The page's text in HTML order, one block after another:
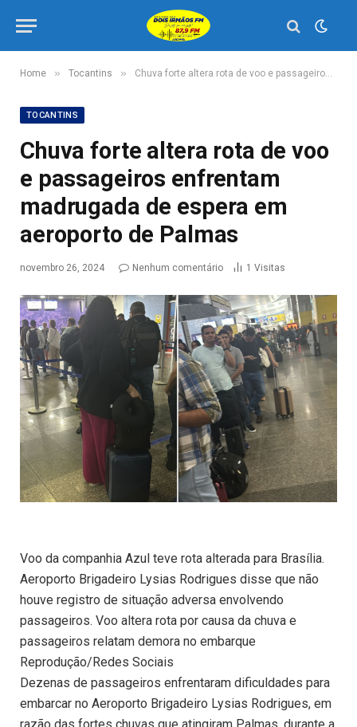
Home » Tocantins » Chuva forte altera rota de voo e passageiros enfrentam madrugada de espera em aeroporto de Palmas
TOCANTINS
Chuva forte altera rota de voo
e passageiros enfrentam
madrugada de espera em
aeroporto de Palmas
novembro 26, 2024 Nenhum comentário 1 Visitas
Voo da companhia Azul teve rota alterada para Brasília.
Aeroporto Brigadeiro Lysias Rodrigues disse que não
houve registro de situação adversa envolvendo
passageiros. Voo altera rota por causa da chuva e
passageiros relatam demora no embarque
Reprodução/Redes Sociais
Dezenas de passageiros enfrentaram dificuldades para
embarcar no Aeroporto Brigadeiro Lysias Rodrigues, em